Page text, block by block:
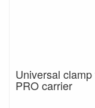
Universal
PRO carrier